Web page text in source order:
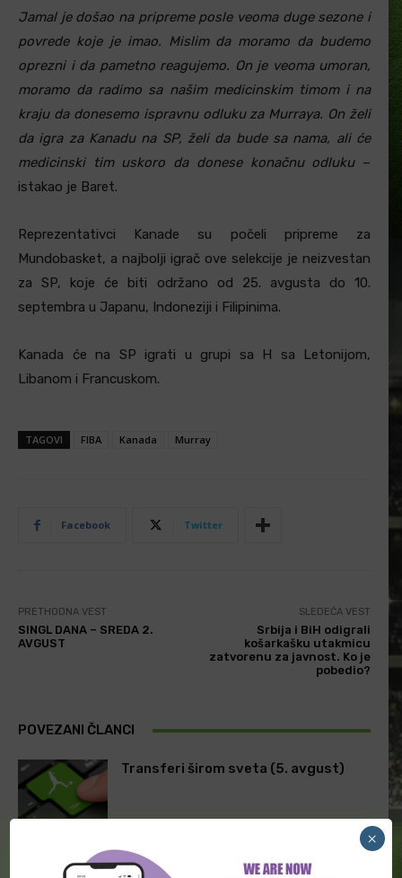
Jamal je došao na pripreme posle veoma duge sezone i
povrede koje je imao. Mislim da moramo da budemo
oprezni i da pametno reagujemo. On je veoma umoran,
moramo da radimo sa našim medicinskim timom i na
kraju da donesemo ispravnu odluku za Murraya. On želi
da igra za Kanadu na SP, želi da bude sa nama, ali će
medicinski tim uskoro da donese konačnu odluku–
istakao je Baret.
Reprezentativci Kanade su počeli pripreme za
Mundobasket, a najbolji igrač ove selekcije je neizvestan
za SP, koje će biti održano od 25. avgusta do 10.
septembra u Japanu, Indoneziji i Filipinima.
Kanada će na SP igrati u grupi sa H sa Letonijom,
Libanom i Francuskom.
TAGOVI FIBA Kanada Murray
Facebook Twitter
PRETHODNA VEST
SINGL DANA – SREDA 2.
AVGUST
SLEDEĆA VEST
Srbija i BiH odigrali
košarkašku utakmicu
zatvorenu za javnost. Ko je
pobedio?
POVEZANI ČLANCI
Transferi širom sveta (5. avgust)
Transferi širom sveta (3. avgust)
×